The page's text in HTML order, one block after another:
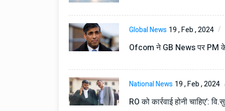
Global News 19 , Feb , 2024
Ofcom ने GB News पर PM
National News 19 , Feb , 2024
RO को कार्रवाई होनी चाहिए’:
AI Coding Agents Ke
Secure Solution |
Automobile 29 , Dec , 2024
सामरिक-लॉजिस्टिक ट्रक
करेगा।
Automobile 29 , Dec , 2024
टोयोटा टैसर ने 20,000